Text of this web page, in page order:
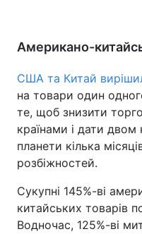
Американо-
США та Китай
на товари один
те, щоб знизити
країнами і дати
планети кілька
розбіжностей.
Сукупні 145%-ві
китайських товарів
Водночас, 125%-ві